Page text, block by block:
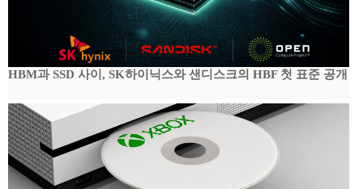
HBM과 SSD 사이, SK하이닉스와 샌디스크의 HBF 첫 표준 공개